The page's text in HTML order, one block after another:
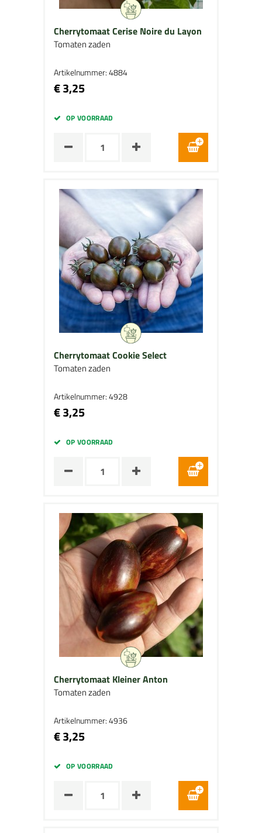
Cherrytomaat Cerise Noire du Layon
Tomaten zaden
Artikelnummer: 4884
€ 3,25
OP VOORRAAD
Cherrytomaat Cookie Select
Tomaten zaden
Artikelnummer: 4928
€ 3,25
OP VOORRAAD
Cherrytomaat Kleiner Anton
Tomaten zaden
Artikelnummer: 4936
€ 3,25
OP VOORRAAD